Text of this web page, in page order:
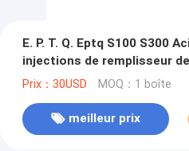
E. P. T. Q. Eptq S100 S300
injections de remplisseur
Prix：30USD MOQ：1 boîte
meilleur prix